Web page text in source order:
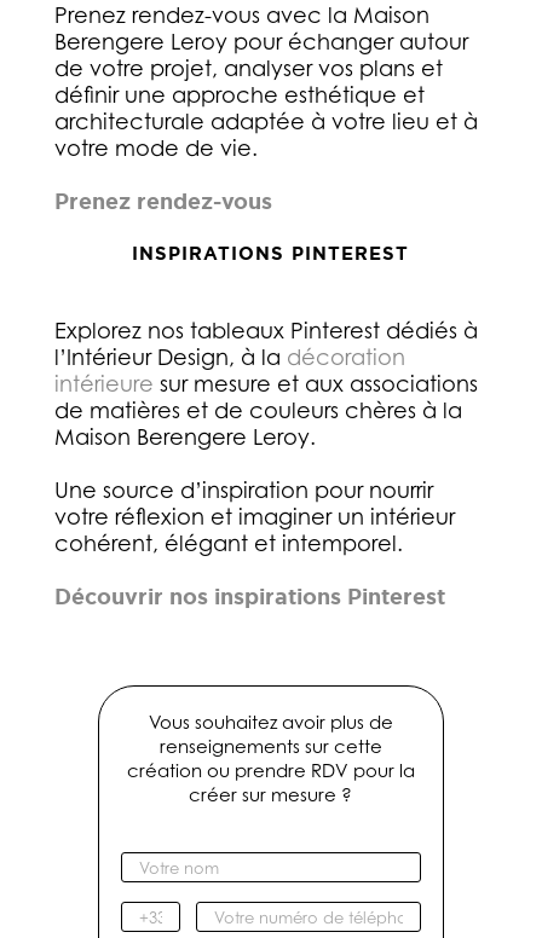
Prenez rendez-vous avec la Maison
Berengere Leroy pour échanger autour
de votre projet, analyser vos plans et
définir une approche esthétique et
architecturale adaptée à votre lieu et à
votre mode de vie.
Prenez rendez-vous
INSPIRATIONS PINTEREST
Explorez nos tableaux Pinterest dédiés à
l’Intérieur Design, à la décoration
intérieure sur mesure et aux associations
de matières et de couleurs chères à la
Maison Berengere Leroy.
Une source d’inspiration pour nourrir
votre réflexion et imaginer un intérieur
cohérent, élégant et intemporel.
Découvrir nos inspirations Pinterest
Vous souhaitez avoir plus de
renseignements sur cette
création ou prendre RDV pour la
créer sur mesure ?
V
o
t
r
I
V